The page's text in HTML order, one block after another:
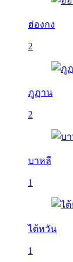
ฮ่องกง
2
ภูฏาน
2
บาหลี
1
ไต้หวัน
1